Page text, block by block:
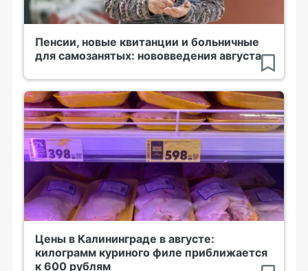
Пенсии, новые квитанции и больничные
для самозанятых: нововведения августа
Цены в Калининграде в августе:
килограмм куриного филе приближается
к 600 рублям